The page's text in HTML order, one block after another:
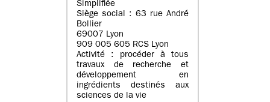
Simplifiée
Siège social : 63 rue André
Bollier
69007 Lyon
909 005 605 RCS Lyon
Activité : procéder à tous
travaux de recherche et
développement en
ingrédients destinés aux
sciences de la vie